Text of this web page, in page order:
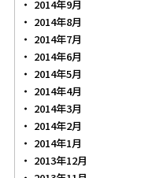
2014年9月
2014年8月
2014年7月
2014年6月
2014年5月
2014年4月
2014年3月
2014年2月
2014年1月
2013年12月